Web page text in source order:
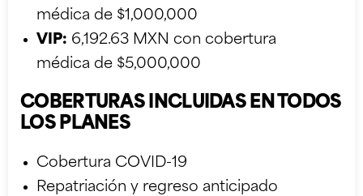
médica de $1,000,000
VIP: 6,192.63 MXN con cobertura
médica de $5,000,000
COBERTURAS INCLUIDAS EN TODOS
LOS PLANES
Cobertura COVID-19
Repatriación y regreso anticipado